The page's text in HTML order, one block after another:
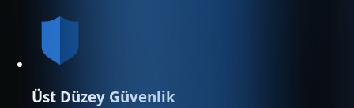
Üst Düzey Güvenlik